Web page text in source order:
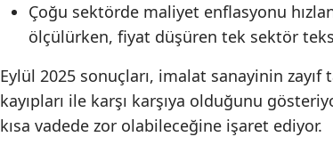
Çoğu sektörde maliyet enflasyonu
ölçülürken, fiyat düşüren tek sektör
Eylül 2025 sonuçları, imalat sanayinin
kayıpları ile karşı karşıya olduğunu
kısa vadede zor olabileceğine işaret ediyor.